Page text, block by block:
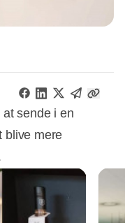
sende i en
blive mere